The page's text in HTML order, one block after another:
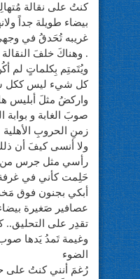
كنتُ على نقالة
بيضاء طويلة جداً
غريبه تُحَدقُ في
. وهناكَ خلفَ
ويُتَمتِم بِكلماتٍ لم
كل شيء ليس ككل
واركضُ مثلَ أبليس
صوبَ الغابة و بوابة
زمنِ الحروبِ الأهلية
ولا أنسى كيفَ أن
رأسي مثل جرس من
حَلِمت كأني في غرفة
أبكي بجنون فوق
عصافير صَغيرة
تقدِر على
وغيمة تَمدُ يَدها
الضوء
رُغمَ أنني كنتُ على